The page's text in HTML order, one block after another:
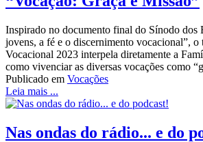
Inspirado no documento final do Sínodo dos
jovens, a fé e o discernimento vocacional”, o
Vocacional 2023 interpela diretamente a
como vivenciar as diversas vocações como
Publicado em Vocações
Leia mais ...
Nas ondas do rádio... e do